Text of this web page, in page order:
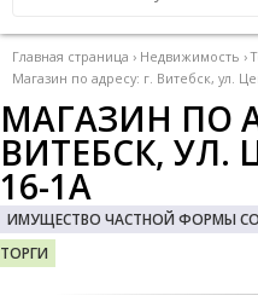
Главная страница › Недвижимость ›
Магазин по адресу: г. Витебск, ул.
МАГАЗИН ПО
ВИТЕБСК, УЛ.
16-1А
ИМУЩЕСТВО ЧАСТНОЙ ФОРМЫ
ТОРГИ